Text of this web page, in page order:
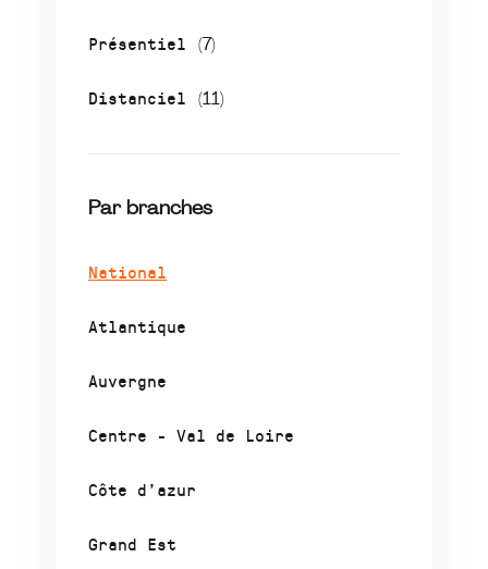
Présentiel (7)
Distanciel (11)
Par branches
National
Atlantique
Auvergne
Centre - Val de Loire
Côte d’azur
Grand Est